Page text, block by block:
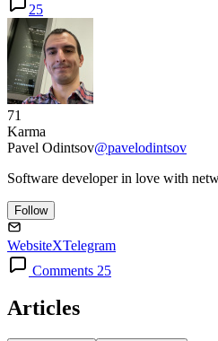
25
71
Karma
Pavel Odintsov@pavelodintsov
Software developer in love with
Follow
WebsiteXTelegram
Comments 25
Articles